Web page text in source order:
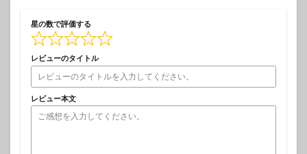
星の数で評価する
レビューのタイトル
レビュー本文